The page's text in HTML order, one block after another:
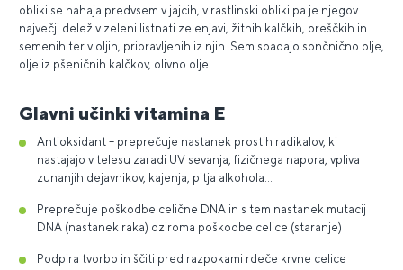
obliki se nahaja predvsem v jajcih, v rastlinski obliki pa je njegov
največji delež v zeleni listnati zelenjavi, žitnih kalčkih, oreščkih in
semenih ter v oljih, pripravljenih iz njih. Sem spadajo sončnično olje,
olje iz pšeničnih kalčkov, olivno olje.
Glavni učinki vitamina E
Antioksidant – preprečuje nastanek prostih radikalov, ki
nastajajo v telesu zaradi UV sevanja, fizičnega napora, vpliva
zunanjih dejavnikov, kajenja, pitja alkohola…
Preprečuje poškodbe celične DNA in s tem nastanek mutacij
DNA (nastanek raka) oziroma poškodbe celice (staranje)
Podpira tvorbo in ščiti pred razpokami rdeče krvne celice